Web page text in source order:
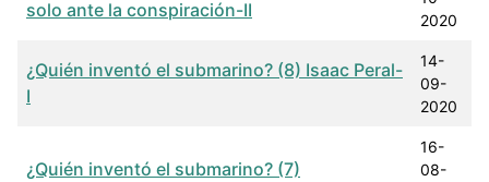
solo ante la conspiración-II
2020
¿Quién inventó el submarino? (8) Isaac Peral-
I
14-
09-
2020
¿Quién inventó el submarino? (7)
16-
08-